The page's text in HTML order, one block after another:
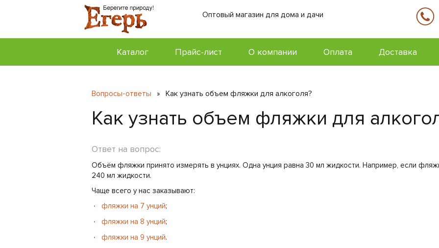
Оптовый магазин для дома и дачи
Каталог Прайс-лист О компании Оплата Доставка
Вопросы-ответы » Как узнать объем фляжки для алкоголя?
Как узнать объем фляжки для
Ответ на вопрос:
Объём фляжки принято измерять в унциях. Одна унция равна 30 мл жидкости. Например, если
240 мл жидкости.
Чаще всего у нас заказывают:
фляжки на 7 унций;
фляжки на 8 унций;
фляжки на 9 унций.